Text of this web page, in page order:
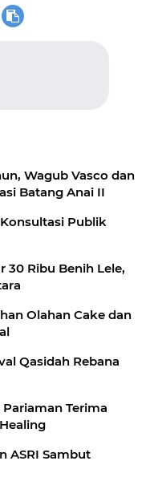
Wagub Vasco dan
Batang Anai II
Publik
30 Ribu Benih Lele,
Olahan Cake dan
Qasidah Rebana
Terima
ASRI Sambut